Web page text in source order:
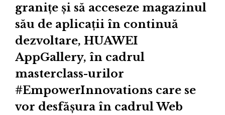
granițe și să acceseze magazinul
său de aplicații în continuă
dezvoltare, HUAWEI
AppGallery, în cadrul
masterclass-urilor
#EmpowerInnovations care se
vor desfășura în cadrul Web